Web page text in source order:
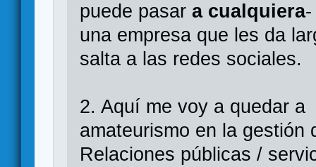
puede pasara cualquiera-
una empresa que les da
salta a las redes sociales.
2. Aquí me voy a quedar
amateurismo en la
Relaciones públicas /